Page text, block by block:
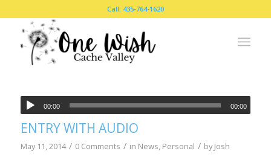
Call: 435-764-1620
00:00 00:00
ENTRY WITH AUDIO
May 11, 2014 / 0 Comments / in News, Personal / byJosh